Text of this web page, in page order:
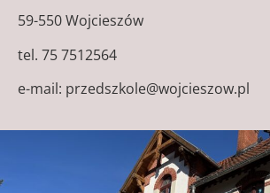
59-550 Wojcieszów
tel. 75 7512564
e-mail: przedszkole@wojcieszow.pl